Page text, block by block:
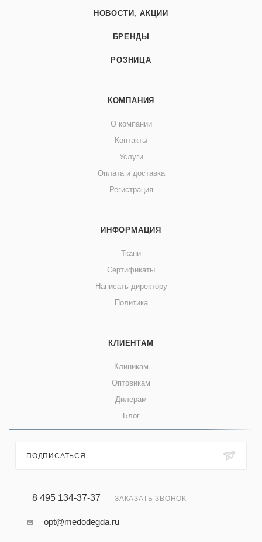
НОВОСТИ, АКЦИИ
БРЕНДЫ
РОЗНИЦА
КОМПАНИЯ
О компании
Контакты
Услуги
Оплата и доставка
Регистрация
ИНФОРМАЦИЯ
Ткани
Сертификаты
Написать директору
Политика
КЛИЕНТАМ
Клиникам
Оптовикам
Дилерам
Блог
ПОДПИСАТЬСЯ
8 495 134-37-37 ЗАКАЗАТЬ ЗВОНОК
opt@medodegda.ru